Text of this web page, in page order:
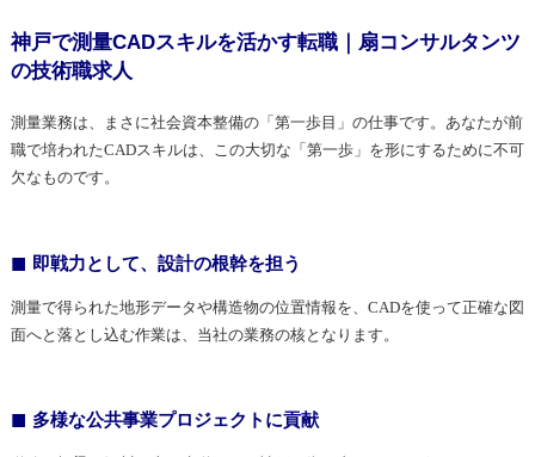
神戸で測量CADスキルを活かす転職｜扇コンサルタンツ
の技術職求人
測量業務は、まさに社会資本整備の「第一歩目」の仕事です。あなたが前
職で培われたCADスキルは、この大切な「第一歩」を形にするために不可
欠なものです。
即戦力として、設計の根幹を担う
測量で得られた地形データや構造物の位置情報を、CADを使って正確な図
面へと落とし込む作業は、当社の業務の核となります。
多様な公共事業プロジェクトに貢献